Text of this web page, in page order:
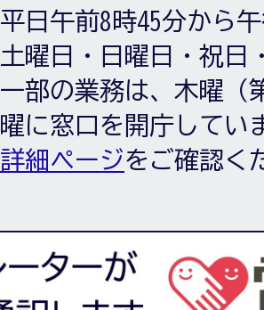
平日午前8時45分から
土曜日・日曜日・祝日
一部の業務は、木曜（
曜に窓口を開庁してい
詳細ページをご確認く